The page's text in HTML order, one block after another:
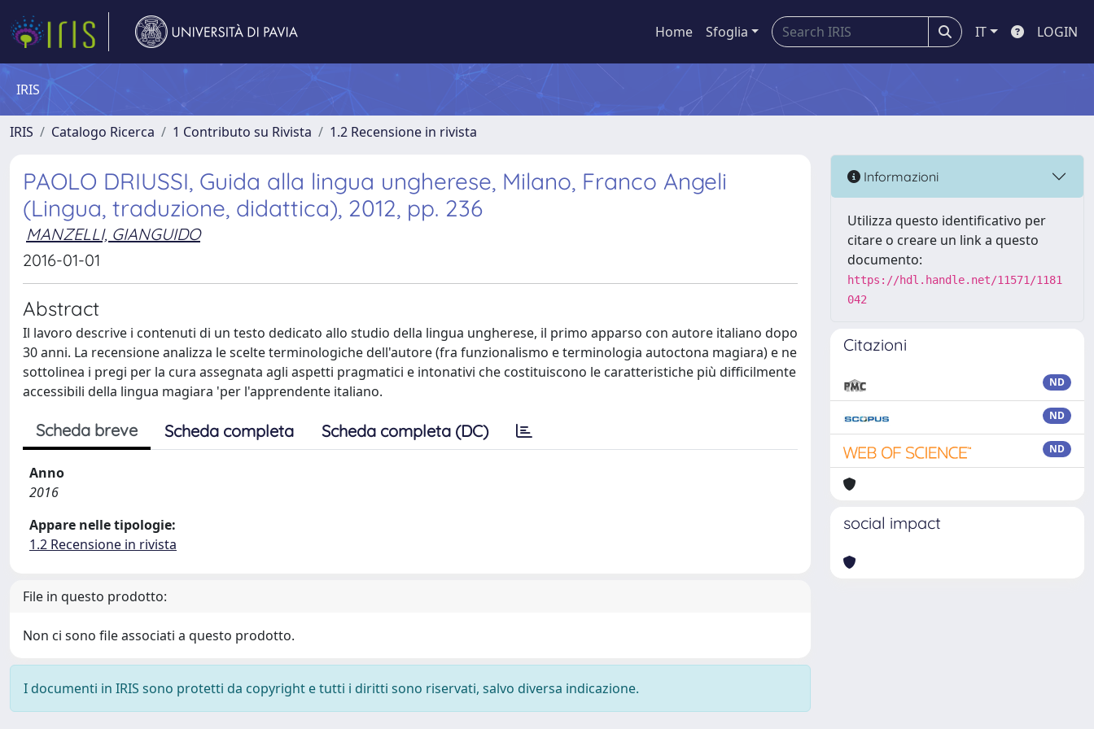
Home Sfoglia IT LOGIN
IRIS
IRIS Catalogo Ricerca 1 Contributo su Rivista 1.2 Recensione in rivista
PAOLO DRIUSSI, Guida alla lingua ungherese, Milano, Franco Angeli
(Lingua, traduzione, didattica), 2012, pp. 236
MANZELLI, GIANGUIDO
2016-01-01
Abstract
Il lavoro descrive i contenuti di un testo dedicato allo studio della lingua ungherese, il primo apparso con autore italiano dopo
30 anni. La recensione analizza le scelte terminologiche dell'autore (fra funzionalismo e terminologia autoctona magiara) e ne
sottolinea i pregi per la cura assegnata agli aspetti pragmatici e intonativi che costituiscono le caratteristiche più difficilmente
accessibili della lingua magiara 'per l'apprendente italiano.
Scheda breve Scheda completa Scheda completa (DC)
Anno
2016
Appare nelle tipologie:
1.2 Recensione in rivista
File in questo prodotto:
Non ci sono file associati a questo prodotto.
I documenti in IRIS sono protetti da copyright e tutti i diritti sono riservati, salvo diversa indicazione.
Informazioni
Utilizza questo identificativo per
citare o creare un link a questo
documento:
https://hdl.handle.net/11571/1181
042
Citazioni
ND
ND
ND
social impact